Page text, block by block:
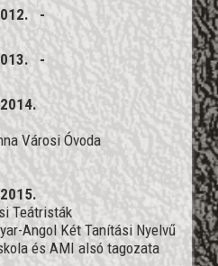
-
-
2014.
Városi Óvoda
2015.
Teátristák
Angol Két Tanítási Nyelvű
és AMI alsó tagozata